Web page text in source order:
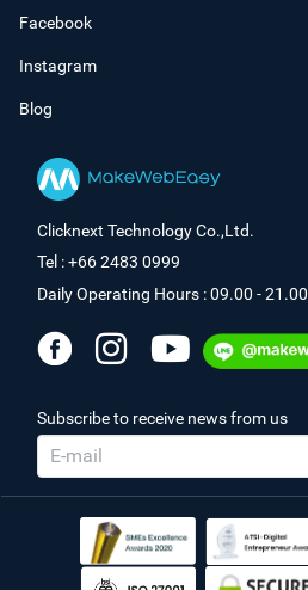
Facebook
Instagram
Blog
Clicknext Technology Co.,Ltd.
Tel : +66 2483 0999
Daily Operating Hours : 09.00 - 21.00
Subscribe to receive news from us